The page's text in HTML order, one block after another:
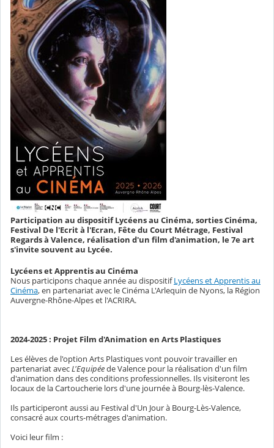
Participation au dispositif Lycéens au Cinéma, sorties Cinéma,
Festival De l'Ecrit à l'Ecran, Fête du Court Métrage, Festival
Regards à Valence, réalisation d'un film d'animation, le 7e art
s'invite souvent au Lycée.
Lycéens et Apprentis au Cinéma
Nous participons chaque année au dispositifLycéens et Apprentis au
Cinéma, en partenariat avec le Cinéma L'Arlequin de Nyons, la Région
Auvergne-Rhône-Alpes et l'ACRIRA.
2024-2025 : Projet Film d'Animation en Arts Plastiques
Les élèves de l'option Arts Plastiques vont pouvoir travailler en
partenariat avecL'Equipéede Valence pour la réalisation d'un film
d'animation dans des conditions professionnelles. Ils visiteront les
locaux de la Cartoucherie lors d'une journée à Bourg-lès-Valence.
Ils participeront aussi au Festival d'Un Jour à Bourg-Lès-Valence,
consacré aux courts-métrages d'animation.
Voici leur film :